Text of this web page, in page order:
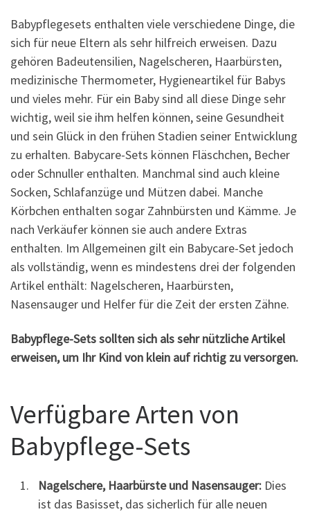
Babypflegesets enthalten viele verschiedene Dinge, die
sich für neue Eltern als sehr hilfreich erweisen. Dazu
gehören Badeutensilien, Nagelscheren, Haarbürsten,
medizinische Thermometer, Hygieneartikel für Babys
und vieles mehr. Für ein Baby sind all diese Dinge sehr
wichtig, weil sie ihm helfen können, seine Gesundheit
und sein Glück in den frühen Stadien seiner Entwicklung
zu erhalten. Babycare-Sets können Fläschchen, Becher
oder Schnuller enthalten. Manchmal sind auch kleine
Socken, Schlafanzüge und Mützen dabei. Manche
Körbchen enthalten sogar Zahnbürsten und Kämme. Je
nach Verkäufer können sie auch andere Extras
enthalten. Im Allgemeinen gilt ein Babycare-Set jedoch
als vollständig, wenn es mindestens drei der folgenden
Artikel enthält: Nagelscheren, Haarbürsten,
Nasensauger und Helfer für die Zeit der ersten Zähne.
Babypflege-Sets sollten sich als sehr nützliche Artikel
erweisen, um Ihr Kind von klein auf richtig zu versorgen.
Verfügbare Arten von
Babypflege-Sets
Nagelschere, Haarbürste und Nasensauger: Dies
ist das Basisset, das sicherlich für alle neuen